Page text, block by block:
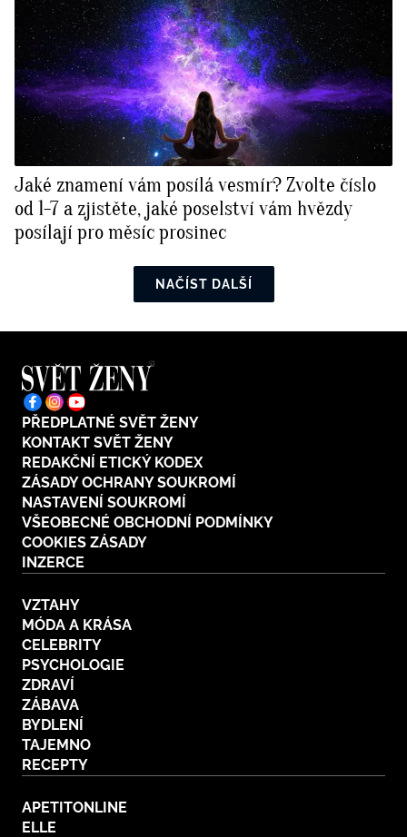
Jaké znamení vám posílá vesmír? Zvolte číslo
od 1-7 a zjistěte, jaké poselství vám hvězdy
posílají pro měsíc prosinec
NAČÍST DALŠÍ
PŘEDPLATNÉ SVĚT ŽENY
KONTAKT SVĚT ŽENY
REDAKČNÍ ETICKÝ KODEX
ZÁSADY OCHRANY SOUKROMÍ
NASTAVENÍ SOUKROMÍ
VŠEOBECNÉ OBCHODNÍ PODMÍNKY
COOKIES ZÁSADY
INZERCE
VZTAHY
MÓDA A KRÁSA
CELEBRITY
PSYCHOLOGIE
ZDRAVÍ
ZÁBAVA
BYDLENÍ
TAJEMNO
RECEPTY
APETITONLINE
ELLE